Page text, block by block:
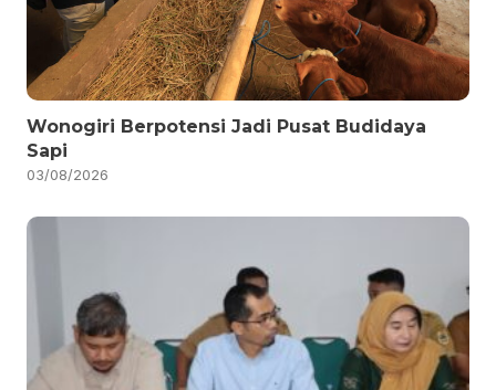
Wonogiri Berpotensi Jadi Pusat Budidaya
Sapi
03/08/2026